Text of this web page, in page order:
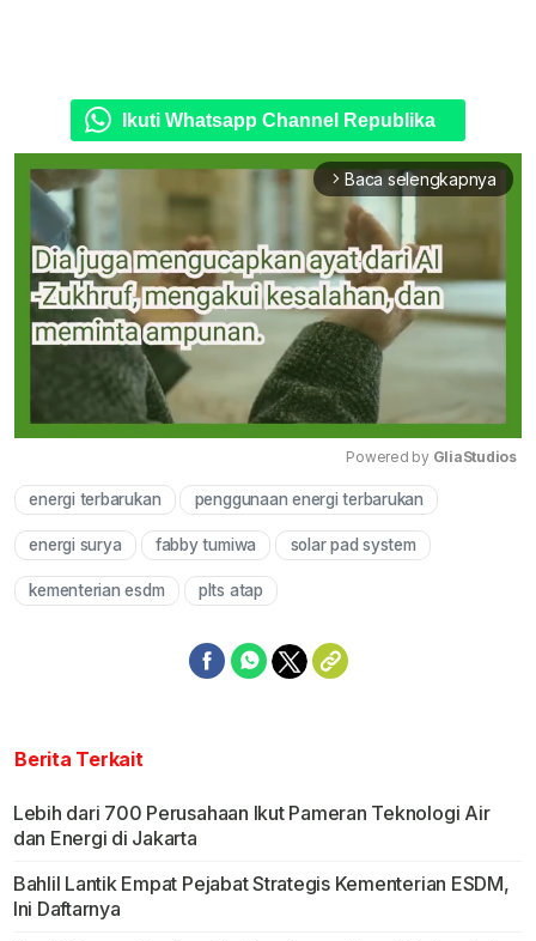
Ikuti Whatsapp Channel Republika
arrow_forward_ios Baca selengkapnya
Mute
Powered by GliaStudios
energi terbarukan penggunaan energi terbarukan
energi surya fabby tumiwa solar pad system
kementerian esdm plts atap
Berita Terkait
Lebih dari 700 Perusahaan Ikut Pameran Teknologi Air
dan Energi di Jakarta
Bahlil Lantik Empat Pejabat Strategis Kementerian ESDM,
Ini Daftarnya